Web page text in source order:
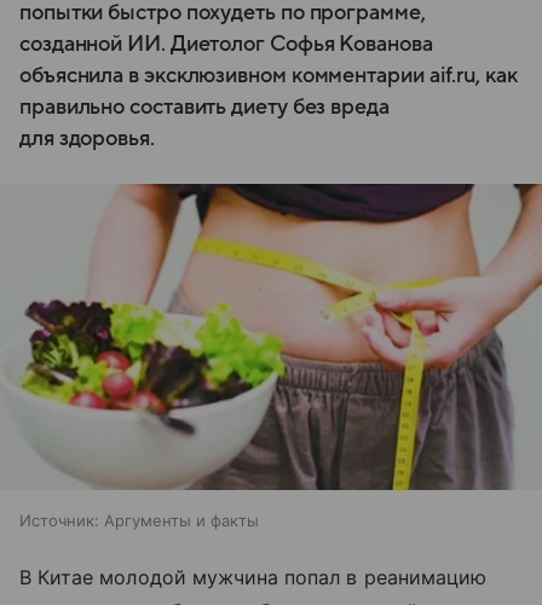
попытки быстро похудеть по программе,
созданной ИИ. Диетолог Софья Кованова
объяснила в эксклюзивном комментарии aif.ru, как
правильно составить диету без вреда
для здоровья.
Источник: Аргументы и факты
В Китае молодой мужчина попал в реанимацию